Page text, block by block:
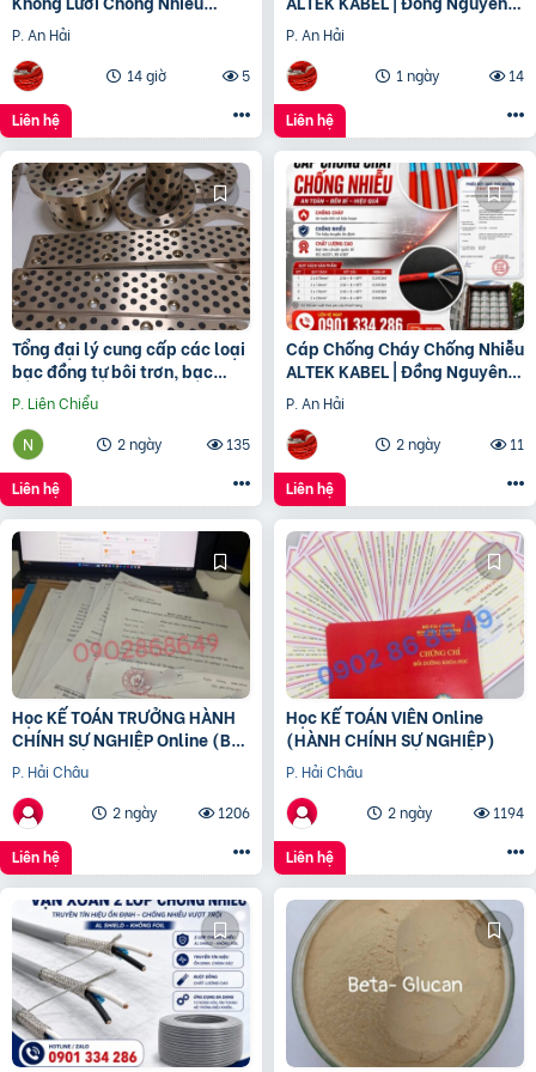
ALTEK KABEL | Đồng Nguyên
Chất 100%
P. An Hải
14 giờ
5
Liên hệ
Chất 100%, Chất Lượng Cao
P. An Hải
1 ngày
14
Liên hệ
Tổng đại lý cung cấp các loại
bạc đồng tự bôi trơn, bạc
cầu, bạc Graphite
P. Liên Chiểu
2 ngày
135
Liên hệ
Cáp Chống Cháy Chống Nhiễu
ALTEK KABEL | Đồng Nguyên
Chất 100%, Đảm Bảo An Toàn
Công Trình
P. An Hải
2 ngày
11
Liên hệ
Học KẾ TOÁN TRƯỞNG HÀNH
CHÍNH SỰ NGHIỆP Online (Bộ
tài chính) cấp chứng chỉ để
bổ nhiệm
P. Hải Châu
2 ngày
1206
Liên hệ
Học KẾ TOÁN VIÊN Online
(HÀNH CHÍNH SỰ NGHIỆP)
P. Hải Châu
2 ngày
1194
Liên hệ